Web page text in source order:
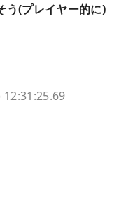
う(プレイヤー的に)